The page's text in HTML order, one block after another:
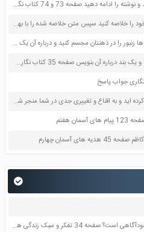
یکی از متن های ناتمام زیر را انتخاب کنید و نوشته را ادامه دهید صفحه 73 و 74 کتاب نگارش فارسی پنجم دبستان
یکی از درس های مندرج در کتاب درسی خود را خلاصه کنید سپس متن خلاصه شده را با بهره گیری از روش های دسته بندی نمودار جدول نقشه مفهومی نشان دهید صفحه 118 نگارش یازدهم
یکی از صدا های آبشار به هم خوردن برگ ها زنبور را در ذهنتان مجسم کنید و درباره آن یک بند بنویسید صفحه 11 نگارش پنجم
یکی از دو موضوع را به دلخواه انتخاب کن و یک بند درباره آن بنویس صفحه 35 کتاب نگارش فارسی سوم
جواب پاسخ
یکی از موثرترین پیام هایی را که دریافت کرده اید و به اقناع و تغییری جدی در شما منجر شده است برسی کنید و علت این تاثیر گذاری قابل توجه را بنویسید صفحه 52 تفکر و سواد رسانه ای دهم
هفتم
آسمان چهارم
این رفتار علی ناشی از کدام یک از موانع خودآگاهی است؟ صفحه 34 تفکر و سبک زندگی هفتم